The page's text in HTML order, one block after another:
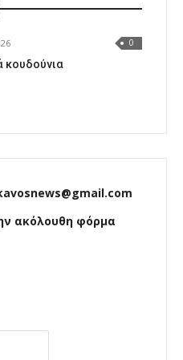
0
κουδούνια
ακόλουθη φόρμα